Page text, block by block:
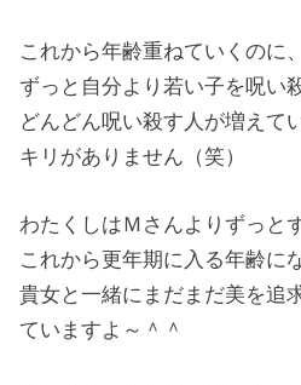
これから年齢重ねていくのに、
ずっと自分より若い子を呪い
どんどん呪い殺す人が増えて
キリがありません（笑）
わたくしはＭさんよりずっと
これから更年期に入る年齢に
貴女と一緒にまだまだ美を追
ていますよ～＾＾